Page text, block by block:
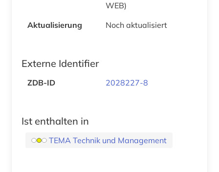
WEB)
Aktualisierung
Noch aktualisiert
Externe Identifier
ZDB-ID 2028227-8
Ist enthalten in
TEMA Technik und Management